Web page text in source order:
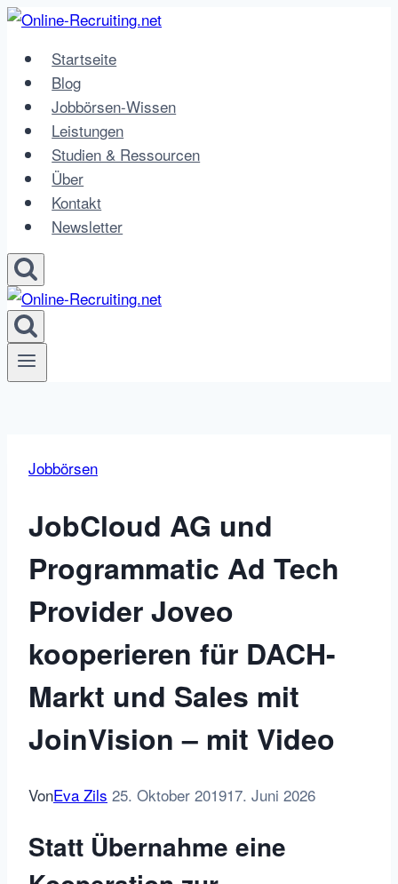
Zum
springenStartseite
Blog
Jobbörsen-Wissen
Leistungen
Studien & Ressourcen
Über
Kontakt
Newsletter
Jobbörsen
JobCloud AG und
Programmatic Ad Tech
Provider Joveo
kooperieren für DACH-
Markt und Sales mit
JoinVision – mit Video
VonEva Zils 25. Oktober 201917. Juni 2026
Statt Übernahme eine